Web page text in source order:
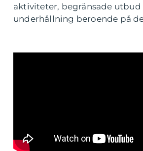
aktiviteter, begränsade utbud
underhållning beroende på